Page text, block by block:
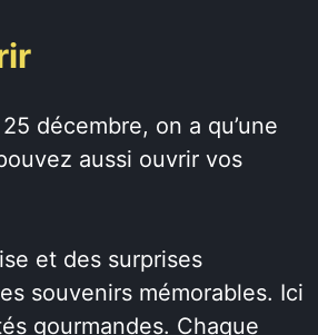
décembre, on a qu’une
aussi ouvrir vos
et des surprises
souvenirs mémorables. Ici
gourmandes. Chaque